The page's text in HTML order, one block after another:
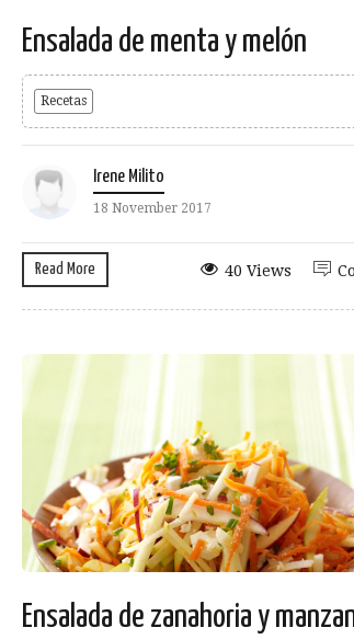
Ensalada de menta y melón
Recetas
Irene Milito
18 November 2017
Read More 40 Views
Ensalada de zanahoria y